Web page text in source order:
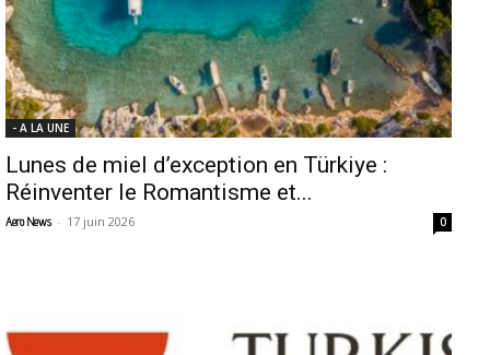
- A LA UNE
Lunes de miel d’exception en Türkiye :
Réinventer le Romantisme et...
Aero News - 17 juin 2026 0